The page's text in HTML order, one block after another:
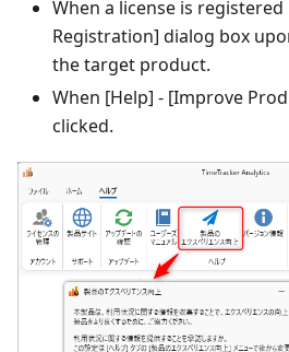
When a license is
Registration] dialog box
the target product.
When [Help] - [Improve
clicked.